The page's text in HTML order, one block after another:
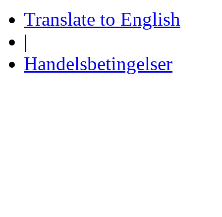
Translate to English
|
Handelsbetingelser